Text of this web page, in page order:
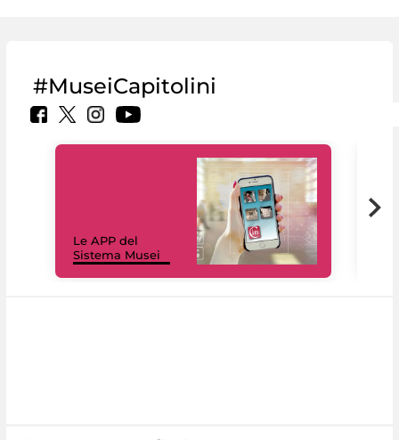
#MuseiCapitolini
Le APP del
Sistema Musei